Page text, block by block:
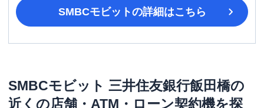
SMBCモビットの詳細はこちら
SMBCモビット 三井住友銀行飯田橋の
近くの店舗・ATM・ローン契約機を探